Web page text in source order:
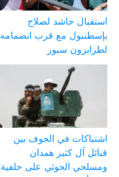
استقبال حاشد لصلاح
بإسطنبول مع قرب انضمامه
لطرابزون سبور
اشتباكات في الجوف بين
قبائل آل كثير همدان
ومسلحي الحوثي على خلفية